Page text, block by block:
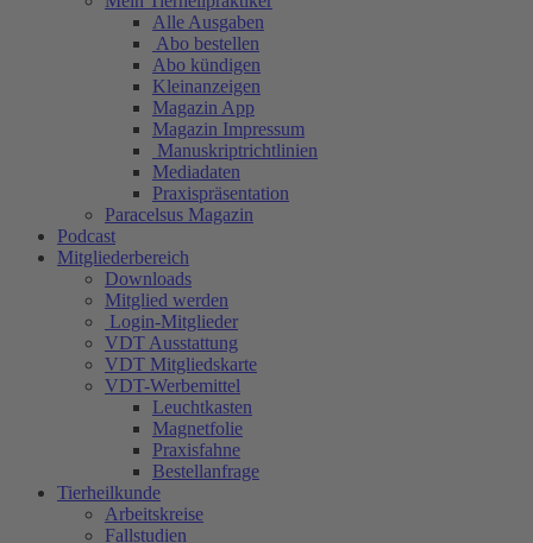
Alle Ausgaben
Abo bestellen
Abo kündigen
Kleinanzeigen
Magazin App
Magazin Impressum
Manuskriptrichtlinien
Mediadaten
Praxispräsentation
Paracelsus Magazin
Podcast
Mitgliederbereich
Downloads
Mitglied werden
Login-Mitglieder
VDT Ausstattung
VDT Mitgliedskarte
VDT-Werbemittel
Leuchtkasten
Magnetfolie
Praxisfahne
Bestellanfrage
Tierheilkunde
Arbeitskreise
Fallstudien